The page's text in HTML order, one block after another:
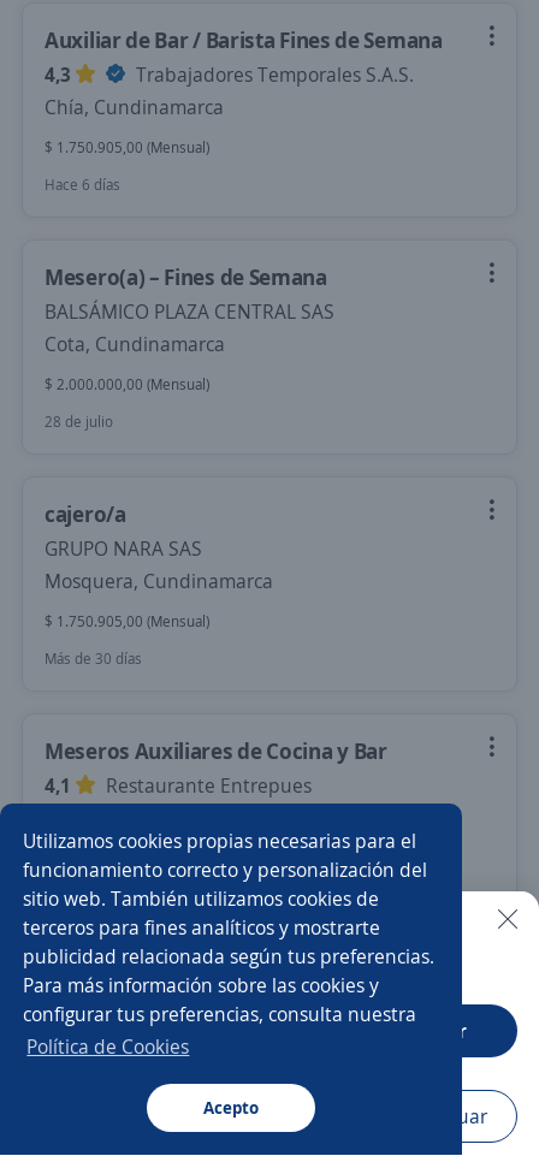
Utilizamos cookies propias necesarias para el
funcionamiento correcto y personalización del
sitio web. También utilizamos cookies de
terceros para fines analíticos y mostrarte
publicidad relacionada según tus preferencias.
Para más información sobre las cookies y
configurar tus preferencias, consulta nuestra
Política de Cookies
Acepto
Auxiliar de Bar / Barista Fines de Semana
4,3
Trabajadores Temporales S.A.S.
Chía, Cundinamarca
$ 1.750.905,00 (Mensual)
Hace 6 días
Mesero(a) – Fines de Semana
BALSÁMICO PLAZA CENTRAL SAS
Cota, Cundinamarca
$ 2.000.000,00 (Mensual)
28 de julio
cajero/a
GRUPO NARA SAS
Mosquera, Cundinamarca
$ 1.750.905,00 (Mensual)
Más de 30 días
Meseros Auxiliares de Cocina y Bar
4,1
Restaurante Entrepues
$ 1.856.026,00 (Mensual)
Más de 30 días
Nuevas ofertas de empleo
Empleos similares
Buscar es más fácil en la app
CT App Abrir
Navegador Continuar